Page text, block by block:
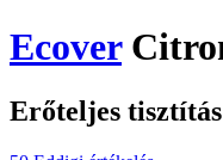
Ecover
Erőteljes